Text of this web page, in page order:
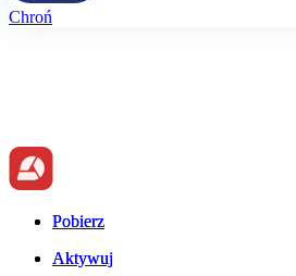
Chroń
Pobierz
Aktywuj
Pobierz
Aktywuj